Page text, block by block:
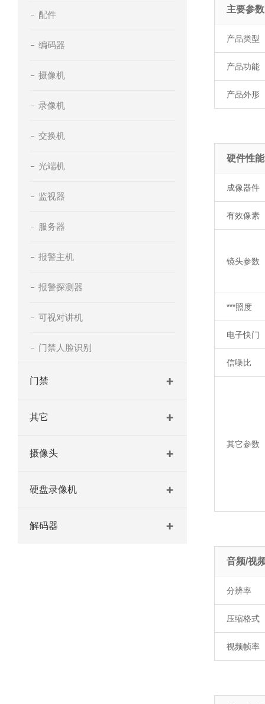
配件
编码器
摄像机
录像机
交换机
光端机
监视器
服务器
报警主机
报警探测器
可视对讲机
门禁人脸识别
门禁
其它
摄像头
硬盘录像机
解码器
主要参数
产品类型
产品功能
产品外形
硬件性能
成像器件
有效像素
镜头参数
***照度
电子快门
信噪比
其它参数
音频/视
分辨率
压缩格式
视频帧率